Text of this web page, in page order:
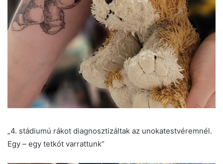
„4. stádiumú rákot diagnosztizáltak az unokatestvéremnél.
Egy – egy tetkót varrattunk”